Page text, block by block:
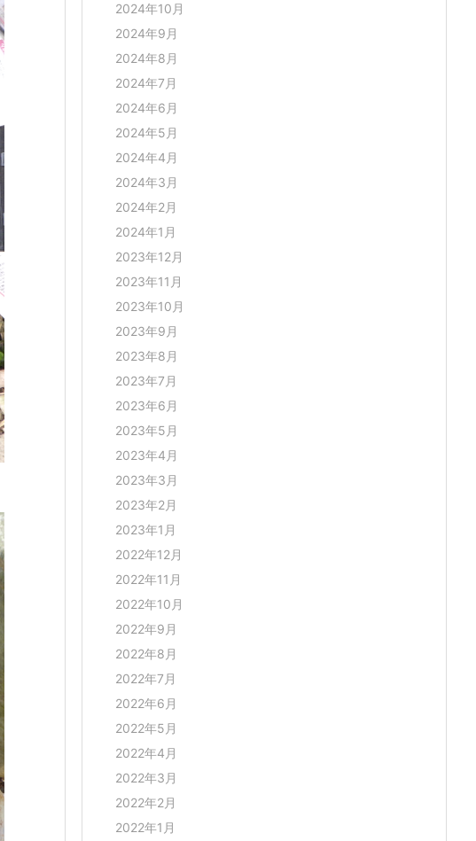
2024年10月
2024年9月
2024年8月
2024年7月
2024年6月
2024年5月
2024年4月
2024年3月
2024年2月
2024年1月
2023年12月
2023年11月
2023年10月
2023年9月
2023年8月
2023年7月
2023年6月
2023年5月
2023年4月
2023年3月
2023年2月
2023年1月
2022年12月
2022年11月
2022年10月
2022年9月
2022年8月
2022年7月
2022年6月
2022年5月
2022年4月
2022年3月
2022年2月
2022年1月